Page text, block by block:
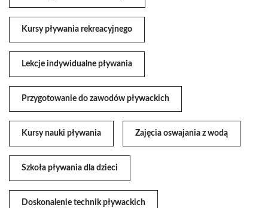
Kursy pływania rekreacyjnego
Lekcje indywidualne pływania
Przygotowanie do zawodów pływackich
Kursy nauki pływania Zajęcia oswajania z wodą
Szkoła pływania dla dzieci
Doskonalenie technik pływackich